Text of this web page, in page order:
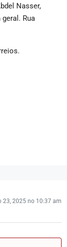
Nasser,
Rua
23, 2025 no 10:37 am